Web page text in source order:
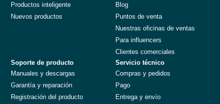
Productos inteligente
Nuevos productos
Blog
Puntos de venta
Nuestras oficinas de ventas
Para influencers
Clientes comerciales
Soporte de producto
Manuales y descargas
Garantía y reparación
Registración del producto
Servicio técnico
Compras y pedidos
Pago
Entrega y envío